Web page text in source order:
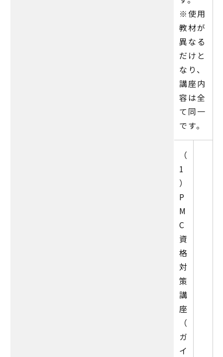
※使用
教材が
異なる
だけと
なり、
講座内
容は全
て同一
です。
（
1
）
P
M
C
資
格
対
策
講
座
（
ガ
イ